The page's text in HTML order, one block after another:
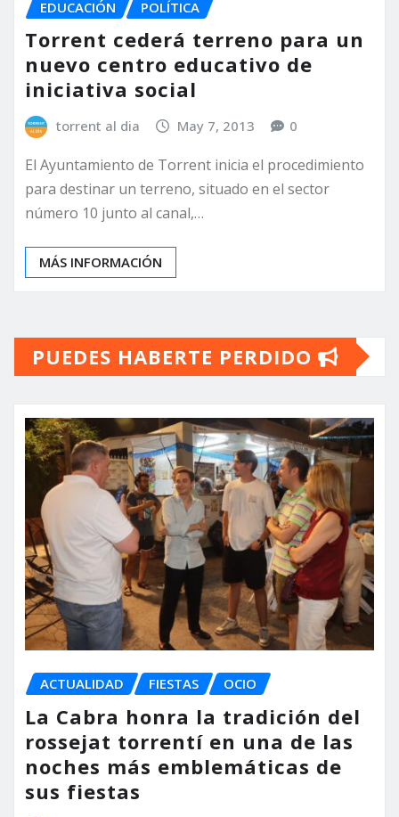
EDUCACIÓN POLÍTICA
Torrent cederá terreno para un
nuevo centro educativo de
iniciativa social
torrent al dia May 7, 2013 0
El Ayuntamiento de Torrent inicia el procedimiento
para destinar un terreno, situado en el sector
número 10 junto al canal,…
MÁS INFORMACIÓN
PUEDES HABERTE PERDIDO
ACTUALIDAD FIESTAS OCIO
La Cabra honra la tradición del
rossejat torrentí en una de las
noches más emblemáticas de
sus fiestas